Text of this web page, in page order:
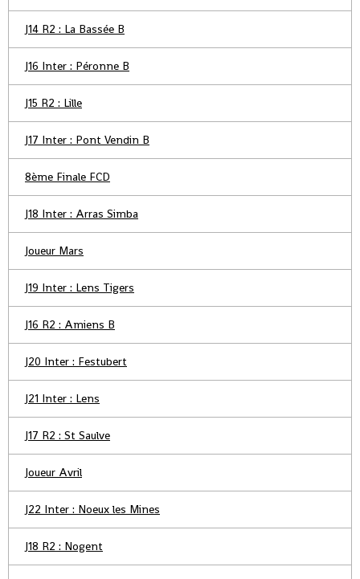
J14 R2 : La Bassée B
J16 Inter : Péronne B
J15 R2 : Lille
J17 Inter : Pont Vendin B
8ème Finale FCD
J18 Inter : Arras Simba
Joueur Mars
J19 Inter : Lens Tigers
J16 R2 : Amiens B
J20 Inter : Festubert
J21 Inter : Lens
J17 R2 : St Saulve
Joueur Avril
J22 Inter : Noeux les Mines
J18 R2 : Nogent